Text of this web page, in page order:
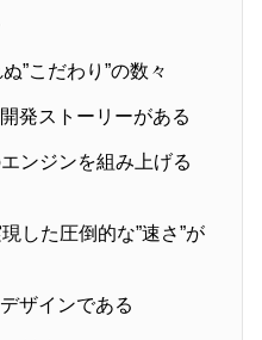
”こだわり”の数々
発ストーリーがある
ンジンを組み上げる
した圧倒的な”速さ”が
ザインである